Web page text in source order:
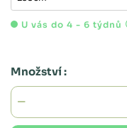
U vás do 4 - 6 týdnů
Množství :